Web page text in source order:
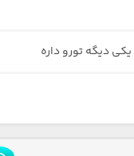
دیگه تورو داره